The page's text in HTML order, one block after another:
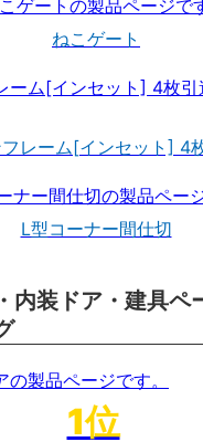
ねこゲート
レーム[インセット] 4
L型コーナー間仕切
内装ドア・建具ペ